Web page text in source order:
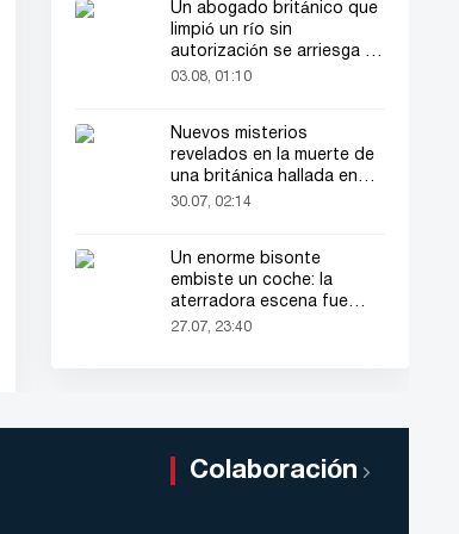
Un abogado británico que
limpió un río sin
autorización se arriesga a
hasta 2 años de cárcel
03.08, 01:10
Nuevos misterios
revelados en la muerte de
una británica hallada en
una maleta
30.07, 02:14
Un enorme bisonte
embiste un coche: la
aterradora escena fue
grabada en video
27.07, 23:40
Colaboración